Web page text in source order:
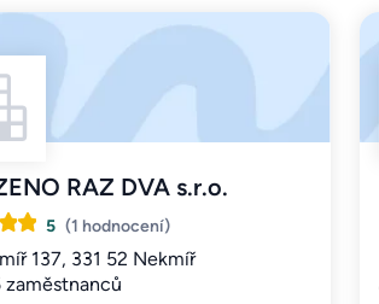
RAZ DVA s.r.o.
5 (1 hodnocení)
137, 331 52 Nekmíř
zaměstnanců